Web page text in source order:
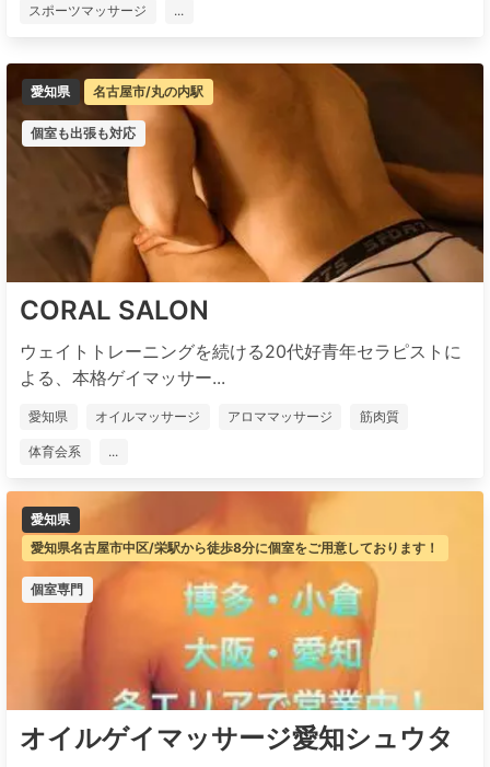
スポーツマッサージ ...
愛知県 名古屋市/丸の内駅
個室も出張も対応
CORAL SALON
ウェイトトレーニングを続ける20代好青年セラピストに
よる、本格ゲイマッサー...
愛知県 オイルマッサージ アロママッサージ 筋肉質
体育会系 ...
愛知県
愛知県名古屋市中区/栄駅から徒歩8分に個室をご用意しております！
個室専門
オイルゲイマッサージ愛知シュウタ